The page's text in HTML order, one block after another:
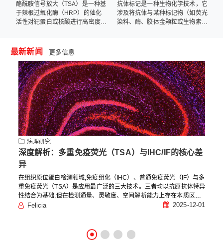
酪酰胺信号放大（TSA）是一种基
于辣根过氧化酶（HRP）的催化
活性对靶蛋白或核酸进行高密度原
（已标记荧光的酪胺在HRP催化
生的大量酶促产物与目标蛋白的酪
氨酸残基共价结合，从而使目标蛋
白标记上特异的荧光。
抗体标记是一种生物化学技术，它
涉及将抗体与某种标记物（如荧光
染料、酶、胶体金颗粒或生物素）
最新新闻 更多信息
病理研究
深度解析：多重免疫荧光（TSA）与IHC/IF的核心差
异
在组织原位蛋白检测领域,免疫组化（IHC）、普通免疫荧光（IF）与多
重免疫荧光（TSA）是应用最广泛的三大技术。三者均以抗原抗体特异
性结合为基础,但在检测通量、灵敏度、空间解析能力上存在本质区别,
直接决定了其在科研与临床场景中的适用范围。本文将从技术核心、
Felicia 2025-12-01